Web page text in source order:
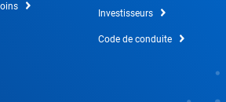
Investisseurs
Code de conduite